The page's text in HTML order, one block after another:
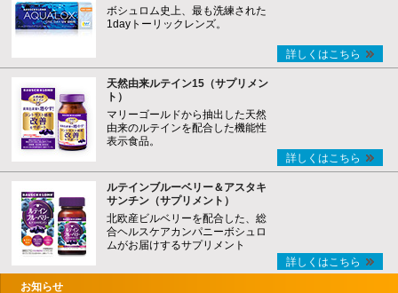
ボシュロム史上、最も洗練された
1dayトーリックレンズ。
詳しくはこちら
天然由来ルテイン15（サプリメン
ト）
マリーゴールドから抽出した天然
由来のルテインを配合した機能性
表示食品。
詳しくはこちら
ルテインブルーベリー＆アスタキ
サンチン（サプリメント）
北欧産ビルベリーを配合した、総
合ヘルスケアカンパニーボシュロ
ムがお届けするサプリメント
詳しくはこちら
お知らせ